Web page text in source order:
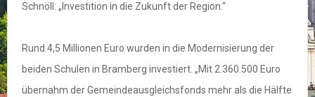
Schnöll: „Investition in die Zukunft der Region.“
Rund 4,5 Millionen Euro wurden in die Modernisierung der
beiden Schulen in Bramberg investiert. „Mit 2.360.500 Euro
übernahm der Gemeindeausgleichsfonds mehr als die Hälfte